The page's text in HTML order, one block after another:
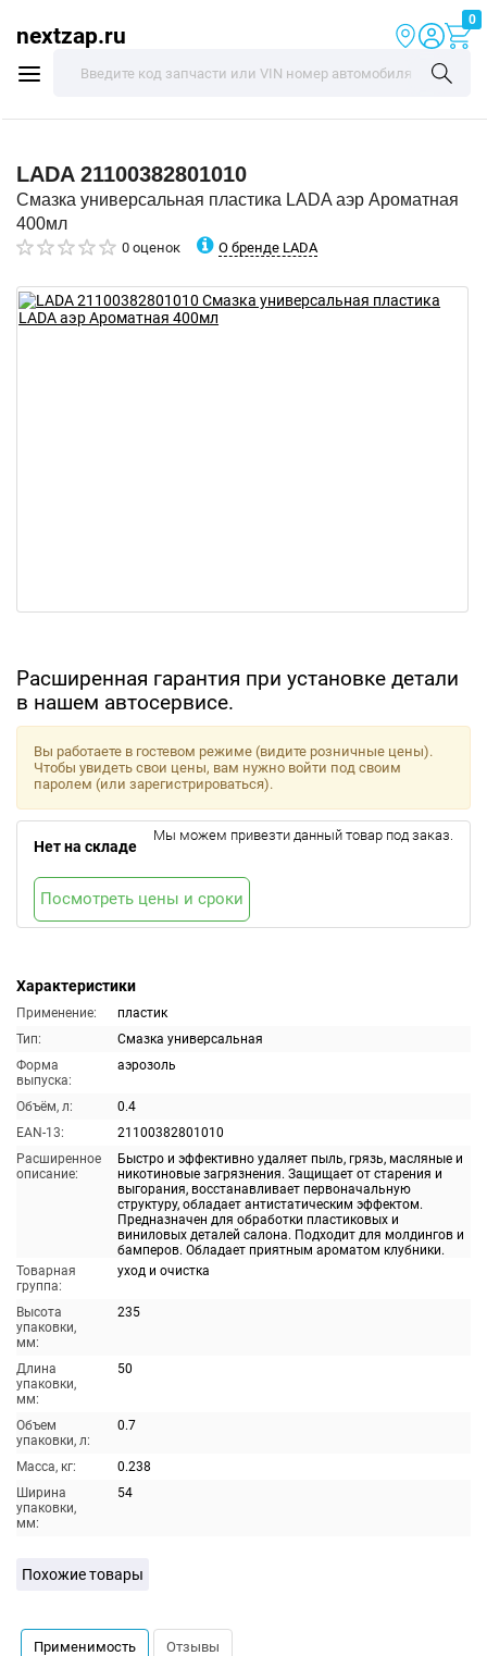
nextzap.ru
0
LADA 21100382801010
Смазка универсальная пластика LADA аэр Ароматная
400мл
0 оценок О бренде LADA
Расширенная гарантия при установке детали
в нашем автосервисе.
Характеристики
Применение:
пластик
Тип:
Смазка универсальная
Форма
выпуска:
аэрозоль
Объём, л:
0.4
EAN-13:
21100382801010
Расширенное
описание:
Быстро и эффективно удаляет пыль, грязь, масляные и
никотиновые загрязнения. Защищает от старения и
выгорания, восстанавливает первоначальную
структуру, обладает антистатическим эффектом.
Предназначен для обработки пластиковых и
виниловых деталей салона. Подходит для молдингов и
бамперов. Обладает приятным ароматом клубники.
Товарная
группа:
уход и очистка
Высота
упаковки,
мм:
235
Длина
упаковки,
мм:
50
Объем
упаковки, л:
0.7
Масса, кг:
0.238
Ширина
упаковки,
мм:
54
Вы работаете в гостевом режиме (видите розничные цены).
Чтобы увидеть свои цены, вам нужно войти под своим
паролем (или зарегистрироваться).
Нет на складе
Мы можем привезти данный товар под заказ.
Посмотреть цены и сроки
Похожие товары
Применимость Отзывы